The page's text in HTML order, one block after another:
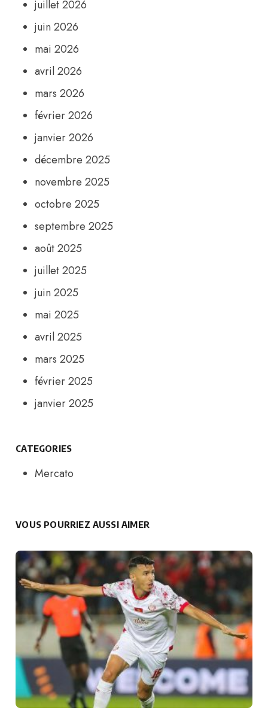
juillet 2026
juin 2026
mai 2026
avril 2026
mars 2026
février 2026
janvier 2026
décembre 2025
novembre 2025
octobre 2025
septembre 2025
août 2025
juillet 2025
juin 2025
mai 2025
avril 2025
mars 2025
février 2025
janvier 2025
CATEGORIES
Mercato
VOUS POURRIEZ AUSSI AIMER